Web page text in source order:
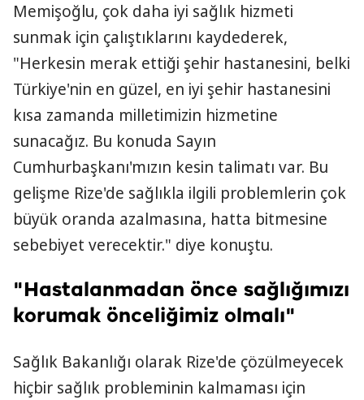
Memişoğlu, çok daha iyi sağlık hizmeti
sunmak için çalıştıklarını kaydederek,
"Herkesin merak ettiği şehir hastanesini, belki
Türkiye'nin en güzel, en iyi şehir hastanesini
kısa zamanda milletimizin hizmetine
sunacağız. Bu konuda Sayın
Cumhurbaşkanı'mızın kesin talimatı var. Bu
gelişme Rize'de sağlıkla ilgili problemlerin çok
büyük oranda azalmasına, hatta bitmesine
sebebiyet verecektir." diye konuştu.
"Hastalanmadan önce sağlığımızı
korumak önceliğimiz olmalı"
Sağlık Bakanlığı olarak Rize'de çözülmeyecek
hiçbir sağlık probleminin kalmaması için